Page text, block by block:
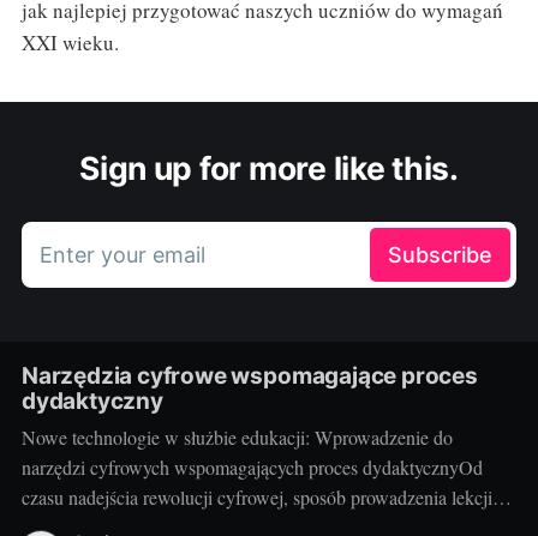
jak najlepiej przygotować naszych uczniów do wymagań
XXI wieku.
Sign up for more like this.
Enter your email Subscribe
Narzędzia cyfrowe wspomagające proces
dydaktyczny
Nowe technologie w służbie edukacji: Wprowadzenie do
narzędzi cyfrowych wspomagających proces dydaktycznyOd
czasu nadejścia rewolucji cyfrowej, sposób prowadzenia lekcji
przechodzi gwałtowną transformację. Narzędzia cyfrowe, takie